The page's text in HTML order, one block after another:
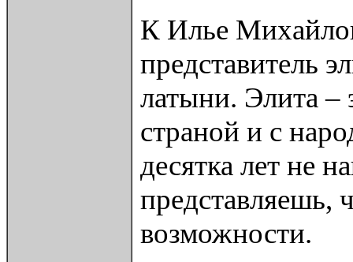
К Илье
представитель
латыни. Элита –
страной и с
десятка лет не
представляешь,
возможности.